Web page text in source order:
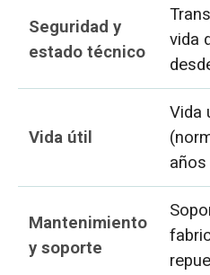
Seguridad y
estado técnico
vida
Vida útil
Vida
Mantenimiento
y soporte